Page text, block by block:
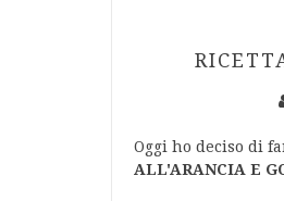
Oggi ho deciso di
ALL'ARANCIA E